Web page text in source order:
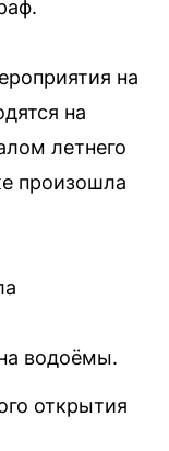
на
на
летнего
произошла
водоёмы.
открытия